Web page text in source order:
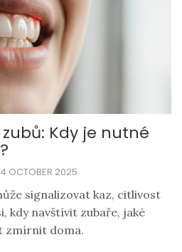
Kdy je nutné
OCTOBER 2025
signalizovat kaz, citlivost
kdy navštívit zubaře, jaké
zmírnit doma.